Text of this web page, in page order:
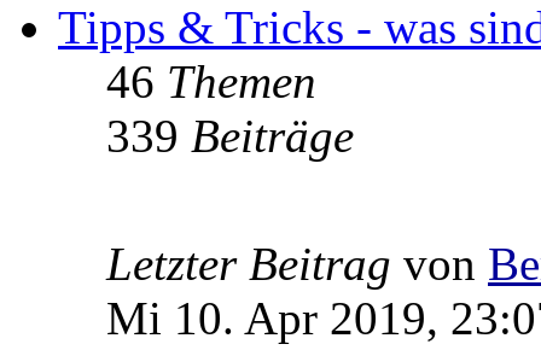
Tipps & Tricks - was
46 Themen
339 Beiträge
Letzter Beitrag von
Mi 10. Apr 2019,